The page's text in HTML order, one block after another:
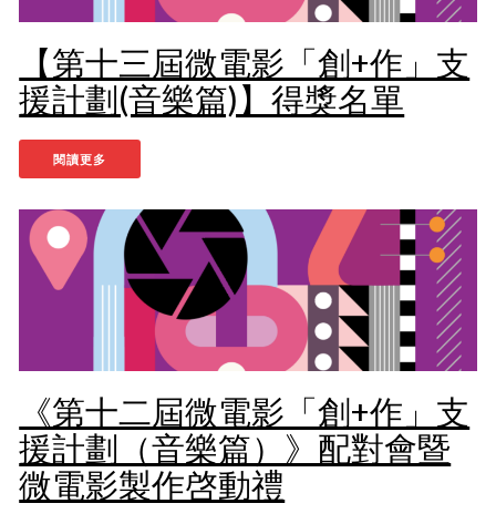
【第十三屆微電影「創+作」支
援計劃(音樂篇)】得獎名單
閱讀更多
《第十二屆微電影「創+作」支
援計劃（音樂篇）》配對會暨
微電影製作啓動禮